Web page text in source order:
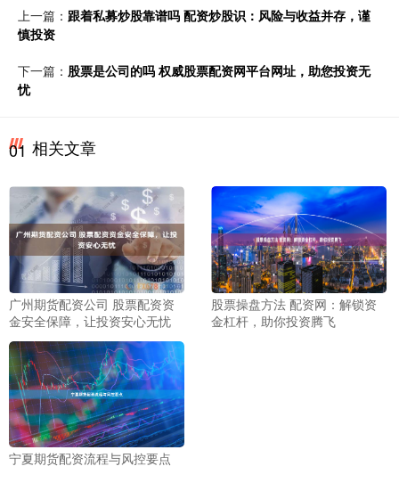
上一篇： 跟着私募炒股靠谱吗 配资炒股识：风险与收益并存，谨
慎投资
下一篇： 股票是公司的吗 权威股票配资网平台网址，助您投资无
忧
01 相关文章
广州期货配资公司 股票配资资
金安全保障，让投资安心无忧
股票操盘方法 配资网：解锁资
金杠杆，助你投资腾飞
宁夏期货配资流程与风控要点